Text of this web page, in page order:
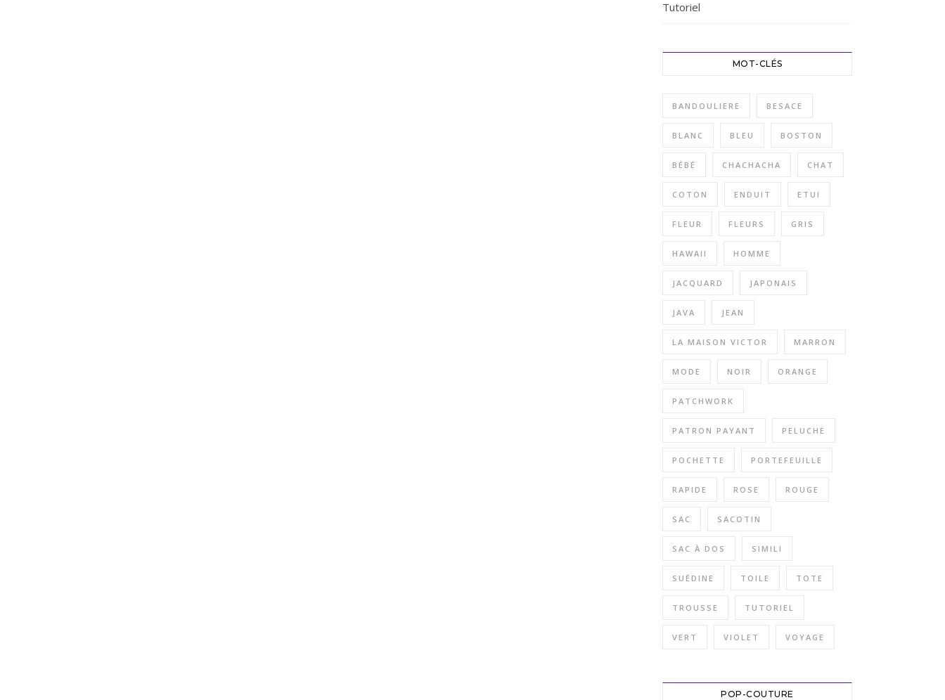
Tutoriel
MOT-CLÉS
BANDOULIERE BESACE
BLANC BLEU BOSTON
BÉBÉ CHACHACHA CHAT
COTON ENDUIT ETUI
FLEUR FLEURS GRIS
HAWAII HOMME
JACQUARD JAPONAIS
JAVA JEAN
LA MAISON VICTOR MARRON
MODE NOIR ORANGE
PATCHWORK
PATRON PAYANT PELUCHE
POCHETTE PORTEFEUILLE
RAPIDE ROSE ROUGE
SAC SACOTIN
SAC À DOS SIMILI
SUÉDINE TOILE TOTE
TROUSSE TUTORIEL
VERT VIOLET VOYAGE
POP-COUTURE